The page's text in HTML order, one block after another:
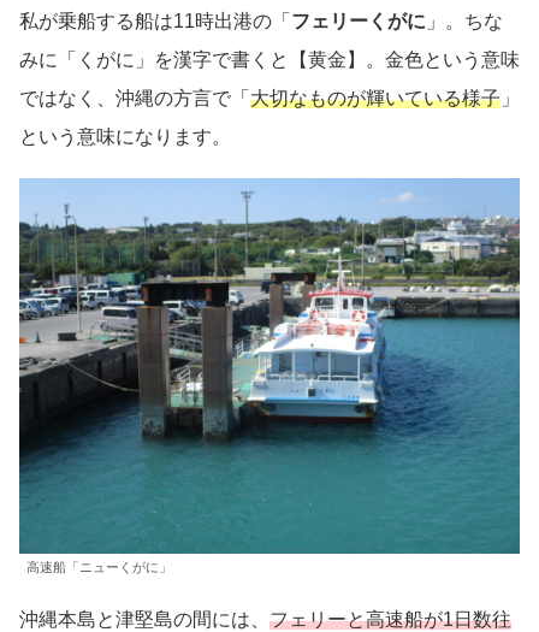
私が乗船する船は11時出港の「 フェリーくがに 」。ちな
みに「くがに」を漢字で書くと【黄金】。金色という意味
ではなく、沖縄の方言で「 大切なものが輝いている様子 」
という意味になります。
高速船「ニューくがに」
沖縄本島と津堅島の間には、 フェリーと高速船が1日数往